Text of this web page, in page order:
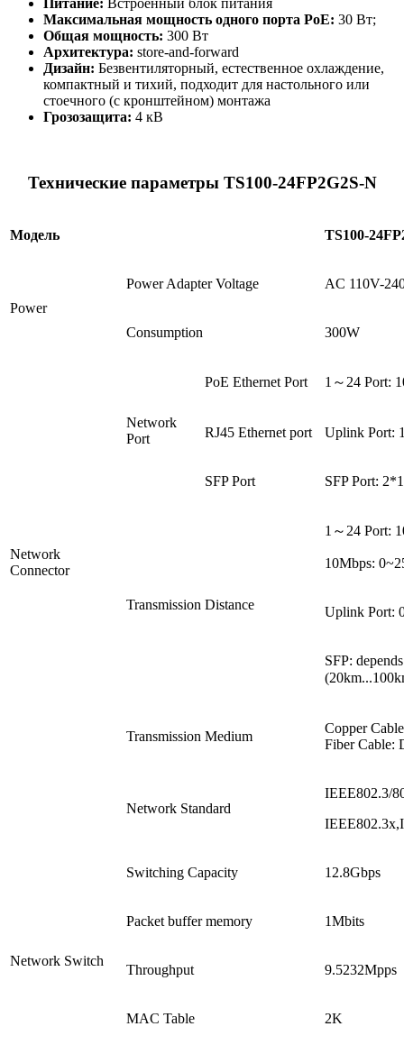
Питание: Встроенный блок питания
Максимальная мощность одного порта PoE: 30 Вт;
Общая мощность: 300 Вт
Архитектура: store-and-forward
Дизайн: Безвентиляторный, естественное охлаждение,
компактный и тихий, подходит для настольного или
стоечного (с кронштейном) монтажа
Грозозащита: 4 кВ
Технические параметры TS100-24FP2G2S-N
Модель TS100-
Power
Power Adapter Voltage AC 110V-
Consumption 300W
Network
Connector
Network
Port
PoE Ethernet Port 1～24 Port:
RJ45 Ethernet port Uplink Port:
SFP Port SFP Port:
Transmission Distance
1～24 Port:
10Mbps:
Uplink Port:
SFP:
Transmission Medium
Copper
Fiber Cable:
Network Switch
Network Standard
IEEE802.3/
Switching Capacity 12.8Gbps
Packet buffer memory 1Mbits
Throughput 9.5232Mpps
MAC Table 2K